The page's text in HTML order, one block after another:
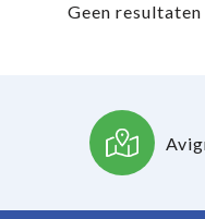
Geen resultaten